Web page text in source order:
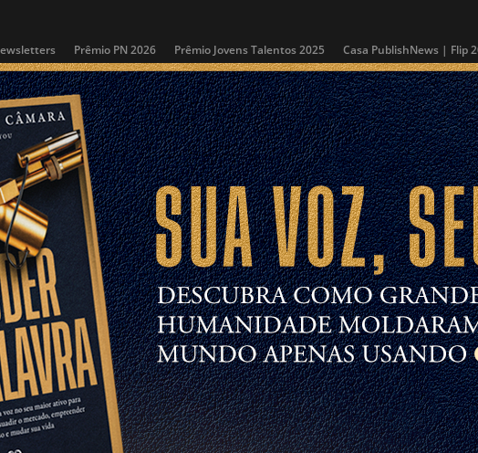
Prêmio PN 2026 Prêmio Jovens Talentos 2025 Casa PublishNews | Flip